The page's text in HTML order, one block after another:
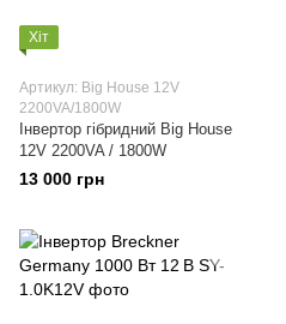
Хіт
Артикул: Big House 12V
2200VA/1800W
Інвертор гібридний Big House
12V 2200VA / 1800W
13 000 грн